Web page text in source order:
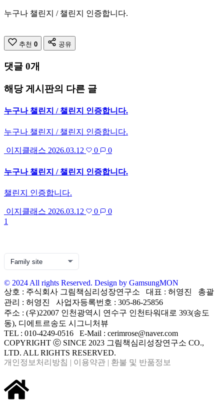
누구나 챌린지 / 챌린지 인증합니다.
추천 0 공유
댓글 0개
해당 게시판의 다른 글
누구나 챌린지 / 챌린지 인증합니다.
누구나 챌린지 / 챌린지 인증합니다.
이지클래스 2026.03.12 0 0
누구나 챌린지 / 챌린지 인증합니다.
챌린지 인증합니다.
이지클래스 2026.03.12 0
0
1
© 2024 All rights Reserved. Design by GamsungMON
상호 : 주식회사 그림책심리성장연구소 대표 : 허영진 총괄
관리 : 허영진 사업자등록번호 : 305-86-25856
주소 : (우)22007 인천광역시 연수구 인천타워대로 393(송도
동), 디에트르송도 시그니처뷰
TEL : 010-4249-0516 E-Mail : cerimrose@naver.com
COPYRIGHT ⓒ SINCE 2023 그림책심리성장연구소 CO.,
LTD. ALL RIGHTS RESERVED.
개인정보처리방침 | 이용약관 | 환불 및 반품정보